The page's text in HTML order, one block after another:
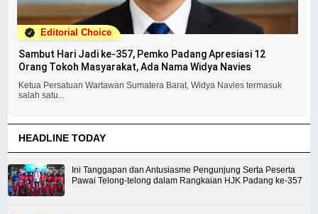
Editorial Choice
Sambut Hari Jadi ke-357, Pemko Padang Apresiasi 12
Orang Tokoh Masyarakat, Ada Nama Widya Navies
Ketua Persatuan Wartawan Sumatera Barat, Widya Navies termasuk
salah satu...
HEADLINE TODAY
Ini Tanggapan dan Antusiasme Pengunjung Serta Peserta
Pawai Telong-telong dalam Rangkaian HJK Padang ke-357